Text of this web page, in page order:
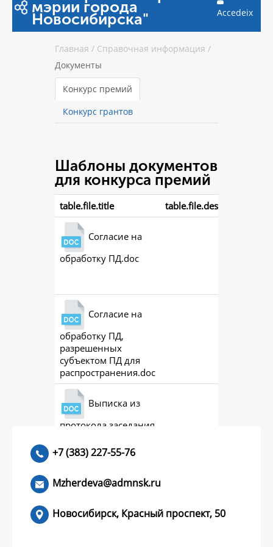
мэрии города
Новосибирска" Accedeix
Главная / Справочная информация /
Документы
Конкурс премий
Конкурс грантов
Шаблоны документов
для конкурса премий
table.file.title table.file.description
Согласие на
обработку ПД.doc
Согласие на
обработку ПД,
разрешенных
субъектом ПД для
распространения.doc
Выписка из
протокола заседания
+7 (383) 227-55-76
Mzherdeva@admnsk.ru
Новосибирск, Красный проспект, 50